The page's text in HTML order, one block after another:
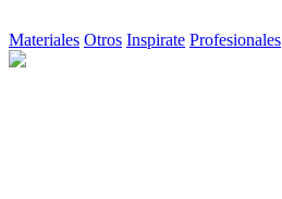
Materiales Otros Inspirate Profesionales